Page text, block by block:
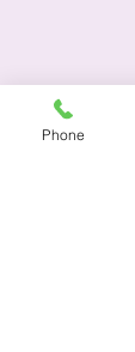
Phone